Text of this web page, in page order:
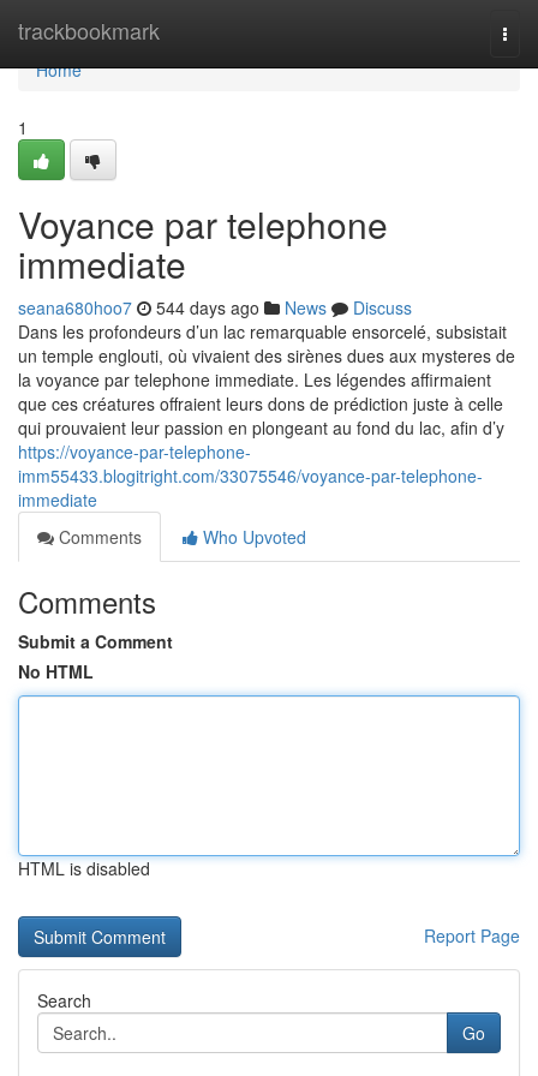
trackbookmark
Home
Home
1
Voyance par telephone
immediate
seana680hoo7 544 days ago News
Discuss
Dans les profondeurs d’un lac remarquable ensorcelé, subsistait
un temple englouti, où vivaient des sirènes dues aux mysteres de
la voyance par telephone immediate. Les légendes affirmaient
que ces créatures offraient leurs dons de prédiction juste à celle
qui prouvaient leur passion en plongeant au fond du lac, afin d’y
https://voyance-par-telephone-
imm55433.blogitright.com/33075546/voyance-par-telephone-
immediate
Comments
Who Upvoted
Comments
Submit a Comment
No HTML
HTML is disabled
Report Page
Search
Go